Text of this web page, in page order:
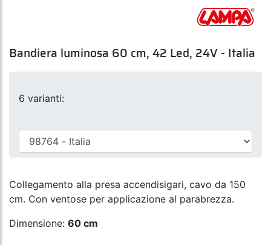
Bandiera luminosa 60 cm, 42 Led, 24V - Italia
6 varianti:
Collegamento alla presa accendisigari, cavo da 150
cm. Con ventose per applicazione al parabrezza.
Dimensione: 60 cm